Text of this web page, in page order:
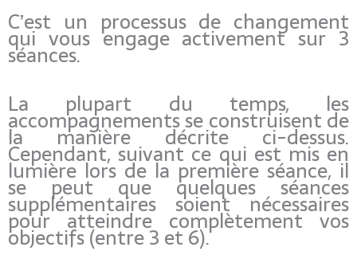
C’est un processus de changement
qui vous engage activement sur 3
séances.
La plupart du temps, les
accompagnements se construisent de
la manière décrite ci-dessus.
Cependant, suivant ce qui est mis en
lumière lors de la première séance, il
se peut que quelques séances
supplémentaires soient nécessaires
pour atteindre complètement vos
objectifs (entre 3 et 6).